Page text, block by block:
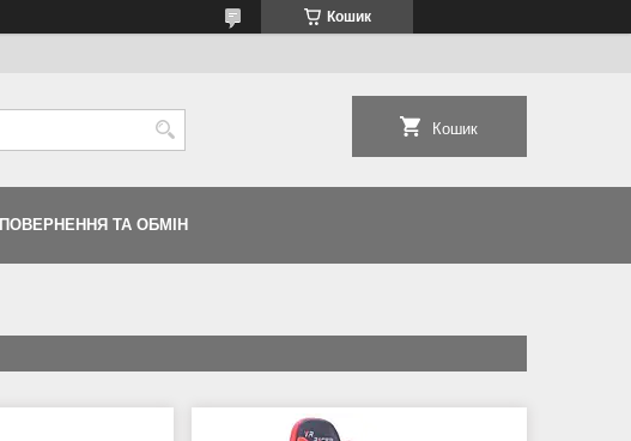
Кошик
Кошик
ПОВЕРНЕННЯ ТА ОБМІН